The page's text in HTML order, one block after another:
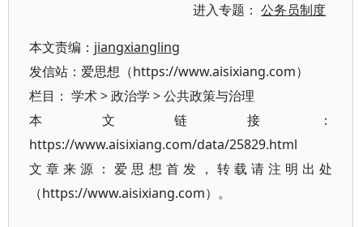
进入专题：公务员制度
本文责编： jiangxiangling
发信站：爱思想（https://www.aisixiang.com）
栏目： 学术>政治学 >公共政策与治理
本文链接：
https://www.aisixiang.com/data/25829.html
文章来源：爱思想首发，转载请注明出处
（https://www.aisixiang.com）。